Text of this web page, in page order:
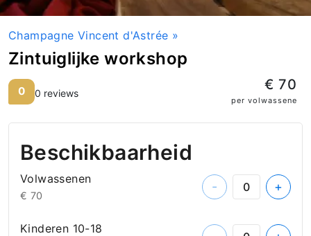
Champagne Vincent d'Astrée »
Zintuiglijke workshop
0 0 reviews € 70
per volwassene
Beschikbaarheid
Volwassenen
€ 70
- +
Kinderen 10-18